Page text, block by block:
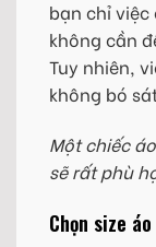
bạn chỉ
không cần
Tuy nhiên,
không bó
Một chiếc
sẽ rất phù
Chọn size